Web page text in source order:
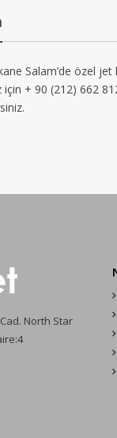
Salam’de özel jet
+ 90 (212) 662
North Star